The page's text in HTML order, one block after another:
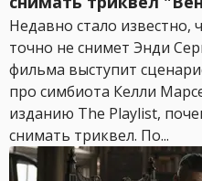
Недавно стало известно,
точно не снимет Энди
фильма выступит
про симбиота Келли
изданию The Playlist,
снимать триквел. По...